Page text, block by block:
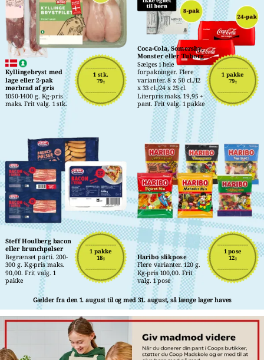
1 stk.
79,-
Kyllingebryst med
lage eller 2-pak
mørbrad af gris
1050-1400 g. Kg-pris
maks. Frit valg. 1 stk.
1 pakke
79,-
Coca-Cola, Somersby,
Monster eller Tuborg
Sælges i hele
forpakninger. Flere
varianter. 8 x 50 cl./12
x 33 cl./24 x 25 cl.
Literpris maks. 19,95 +
pant. Frit valg. 1 pakke
1 pakke
18,-
Steff Houlberg bacon
eller brunchpølser
Begrænset parti. 200-
300 g. Kg-pris maks.
90,00. Frit valg. 1
pakke
1 pose
12,-
Haribo slikpose
Flere varianter. 120 g.
Kg-pris 100,00. Frit
valg. 1 pose
Gælder fra den 1. august til og med 31. august, så længe lager haves